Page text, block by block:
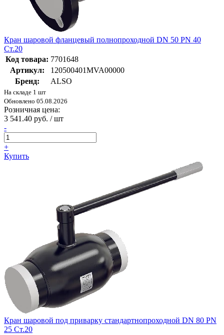
Кран шаровой фланцевый полнопроходной DN 50 PN 40
Ст.20
Код товара: 7701648
Артикул:
120500401MVA00000
Бренд:
ALSO
На складе 1 шт
Обновлено 05.08.2026
Розничная цена:
3 541.40 руб. / шт
-
+
Купить
Кран шаровой под приварку стандартнопроходной DN 80 PN
25 Ст.20